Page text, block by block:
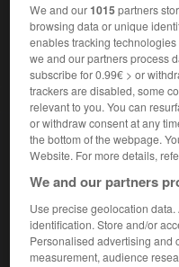
Accueil>Encyclopédie
Idas
en grec
Dans la mythologie
Lyncée.
We and our1015partners
browsing data or unique
enables tracking
we and our partners process
subscribe for 0.99€ > or
trackers are disabled, some
relevant to you. You can
or withdraw consent at any
the bottom of the webpage.
Website. For more details,
We and our partners
Use precise geolocation
identification. Store and/or
Personalised advertising and
measurement, audience